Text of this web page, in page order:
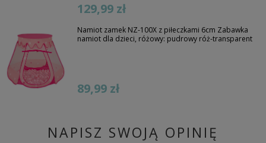
129,99 zł
Namiot zamek NZ-100X z piłeczkami 6cm Zabawka
namiot dla dzieci, różowy: pudrowy róż-transparent
89,99 zł
NAPISZ SWOJĄ OPINIĘ